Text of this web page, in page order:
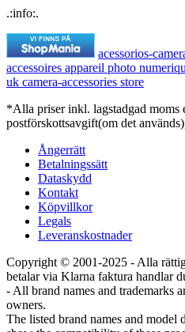
.:info:.
acessorios-
accessoires appareil photo
uk camera-accessories store
*Alla priser inkl. lagstadgad moms
postförskottsavgift(om det
Ångerrätt
Betalningssätt
Dataskydd
Kontakt
Köpvillkor
Legals
Leveranskostnader
Copyright © 2001-2025 - Alla
betalar via Klarna faktura handlar
- All brand names and trademarks
owners.
The listed brand names and model